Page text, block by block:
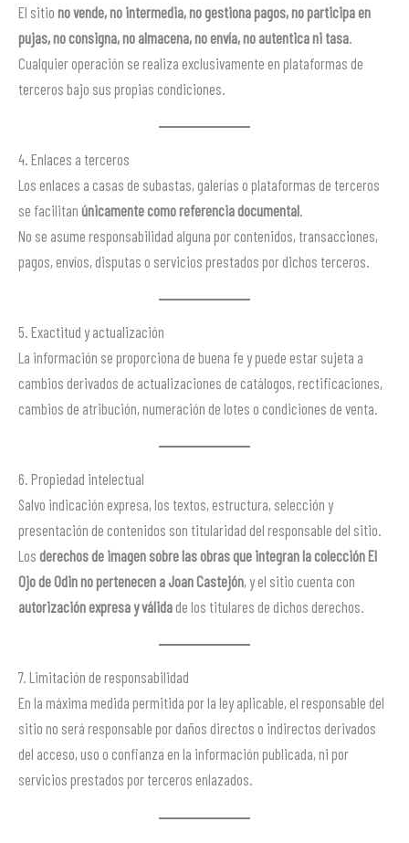
El sitio no vende, no intermedia, no gestiona pagos, no participa en
pujas, no consigna, no almacena, no envía, no autentica ni tasa
Cualquier operación se realiza exclusivamente en plataformas de
terceros bajo sus propias condiciones.
4. Enlaces a terceros
Los enlaces a casas de subastas, galerías o plataformas de terceros
se facilitan únicamente como referencia documental
No se asume responsabilidad alguna por contenidos, transacciones,
pagos, envíos, disputas o servicios prestados por dichos terceros.
5. Exactitud y actualización
La información se proporciona de buena fe y puede estar sujeta a
cambios derivados de actualizaciones de catálogos, rectificaciones,
cambios de atribución, numeración de lotes o condiciones de venta.
6. Propiedad intelectual
Salvo indicación expresa, los textos, estructura, selección y
presentación de contenidos son titularidad del responsable del sitio.
Los derechos de imagen sobre las obras que integran la colección El
Ojo de Odin no pertenecen a Joan Castejón, y el sitio cuenta con
autorización expresa y válidade los titulares de dichos derechos.
7. Limitación de responsabilidad
En la máxima medida permitida por la ley aplicable, el responsable del
sitio no será responsable por daños directos o indirectos derivados
del acceso, uso o confianza en la información publicada, ni por
servicios prestados por terceros enlazados.